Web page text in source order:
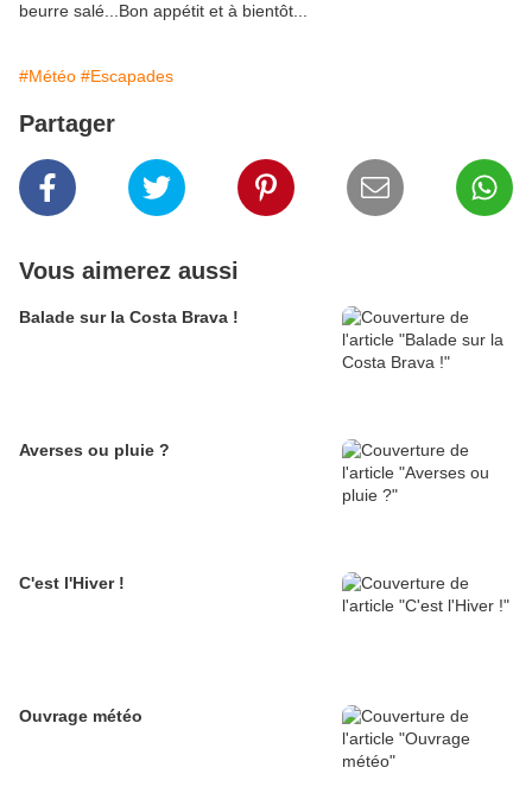
beurre salé...Bon appétit et à bientôt...
#Météo #Escapades
Partager
Vous aimerez aussi
Balade sur la Costa Brava !
Averses ou pluie ?
C'est l'Hiver !
Ouvrage météo